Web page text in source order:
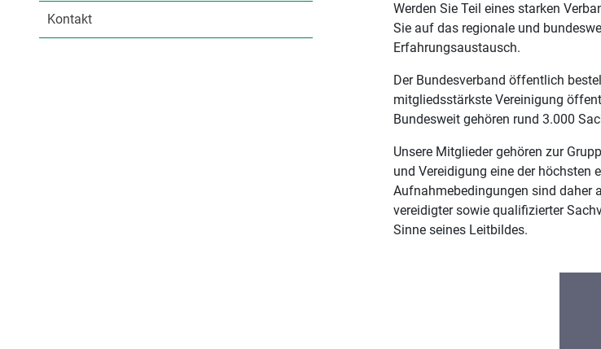
Kontakt
Werden Sie Teil eines starken
Sie auf das regionale und
Erfahrungsaustausch.
Der Bundesverband öffentlich
mitgliedsstärkste Vereinigung
Bundesweit gehören rund 3.000
Unsere Mitglieder gehören zur
und Vereidigung eine der höchsten
Aufnahmebedingungen sind daher
vereidigter sowie qualifizierter
Sinne seines Leitbildes.